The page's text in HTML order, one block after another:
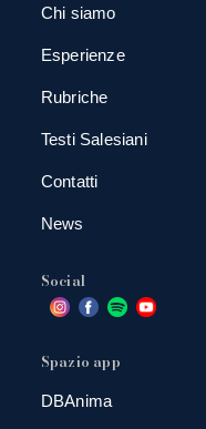
Chi siamo
Esperienze
Rubriche
Testi Salesiani
Contatti
News
Social
Spazio app
DBAnima